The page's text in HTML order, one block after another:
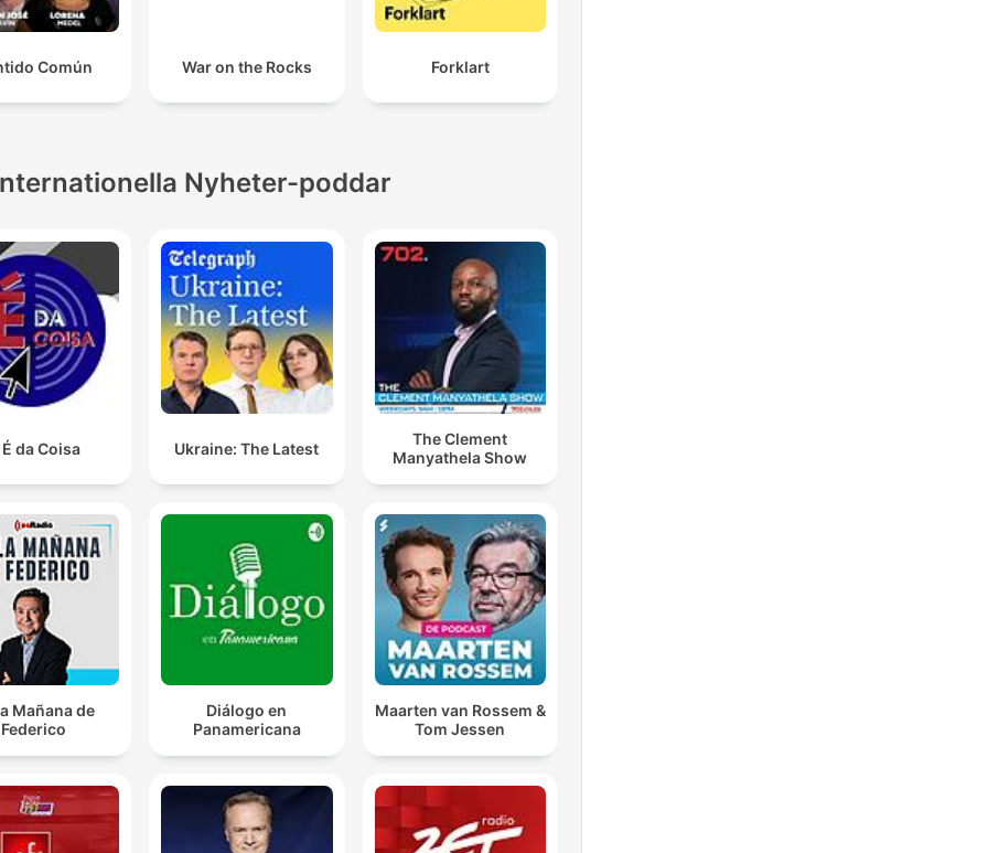
Común War on the Rocks Forklart
Nyheter-poddar
É da Coisa Ukraine: The Latest
The Clement
Manyathela Show
Mañana de
Federico
Diálogo en
Panamericana
Maarten van Rossem &
Tom Jessen